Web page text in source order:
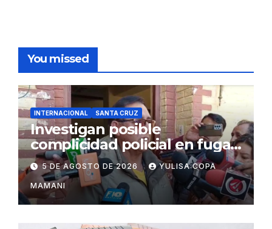
You missed
INTERNACIONAL SANTA CRUZ
Investigan posible
complicidad policial en fuga
de dos reos brasileños de
Palmasola
5 DE AGOSTO DE 2026 YULISA COPA
MAMANI